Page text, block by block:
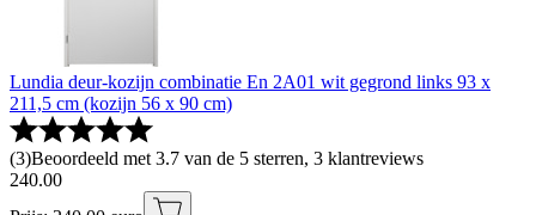
Lundia deur-kozijn combinatie En 2A01 wit gegrond links 93 x
211,5 cm (kozijn 56 x 90 cm)
(3)Beoordeeld met 3.7 van de 5 sterren, 3 klantreviews
240.00